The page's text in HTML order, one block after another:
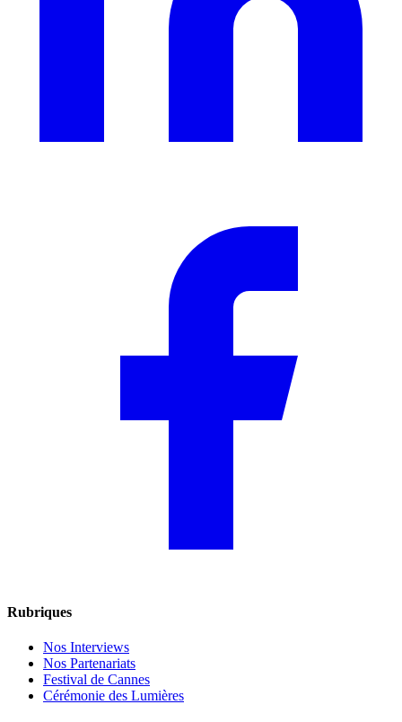
Rubriques
Nos Interviews
Nos Partenariats
Festival de Cannes
Cérémonie des Lumières